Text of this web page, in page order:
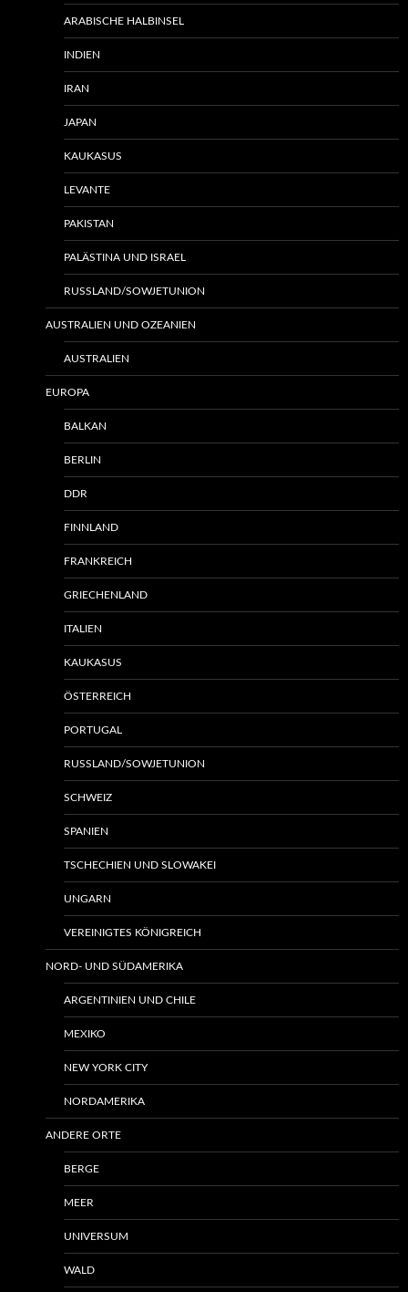
ARABISCHE HALBINSEL
INDIEN
IRAN
JAPAN
KAUKASUS
LEVANTE
PAKISTAN
PALÄSTINA UND ISRAEL
RUSSLAND/SOWJETUNION
AUSTRALIEN UND OZEANIEN
AUSTRALIEN
EUROPA
BALKAN
BERLIN
DDR
FINNLAND
FRANKREICH
GRIECHENLAND
ITALIEN
KAUKASUS
ÖSTERREICH
PORTUGAL
RUSSLAND/SOWJETUNION
SCHWEIZ
SPANIEN
TSCHECHIEN UND SLOWAKEI
UNGARN
VEREINIGTES KÖNIGREICH
NORD- UND SÜDAMERIKA
ARGENTINIEN UND CHILE
MEXIKO
NEW YORK CITY
NORDAMERIKA
ANDERE ORTE
BERGE
MEER
UNIVERSUM
WALD